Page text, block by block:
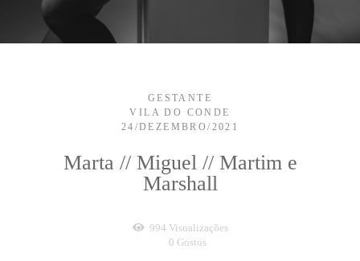
GESTANTE
VILA DO CONDE
24/DEZEMBRO/2021
Marta // Miguel // Martim e
Marshall
994 Visualizações
0 Gostos